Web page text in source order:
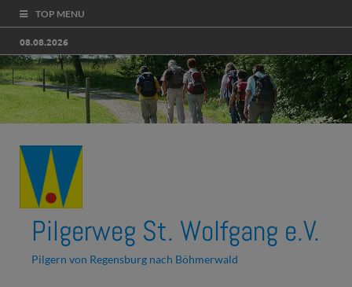
TOP MENU
08.08.2026
Pilgerweg St. Wolfgang e.V.
Pilgern von Regensburg nach Böhmerwald